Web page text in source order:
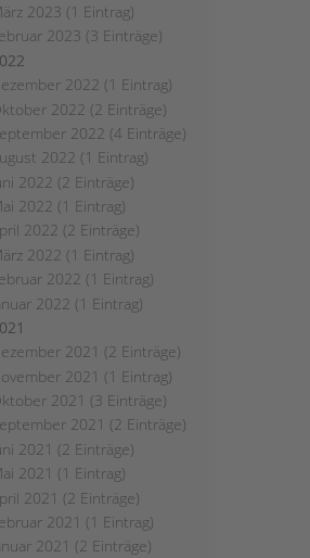
2023 (1 Eintrag)
2023 (3 Einträge)
2022 (1 Eintrag)
2022 (2 Einträge)
2022 (4 Einträge)
2022 (1 Eintrag)
2022 (2 Einträge)
2022 (1 Eintrag)
2022 (2 Einträge)
2022 (1 Eintrag)
2022 (1 Eintrag)
2022 (1 Eintrag)
2021 (2 Einträge)
2021 (1 Eintrag)
2021 (3 Einträge)
2021 (2 Einträge)
2021 (2 Einträge)
2021 (1 Eintrag)
2021 (2 Einträge)
2021 (1 Eintrag)
2021 (2 Einträge)